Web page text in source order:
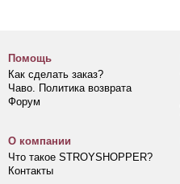
Помощь
Как сделать заказ?
Чаво. Политика возврата
Форум
О компании
Что такое STROYSHOPPER?
Контакты